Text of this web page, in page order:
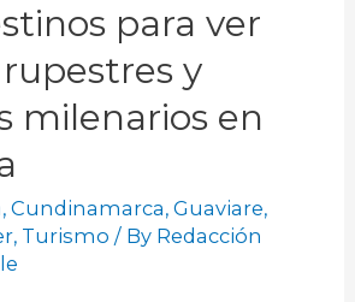
para ver
y
milenarios en
,Cundinamarca,Guaviare,
, Turismo / By Redacción